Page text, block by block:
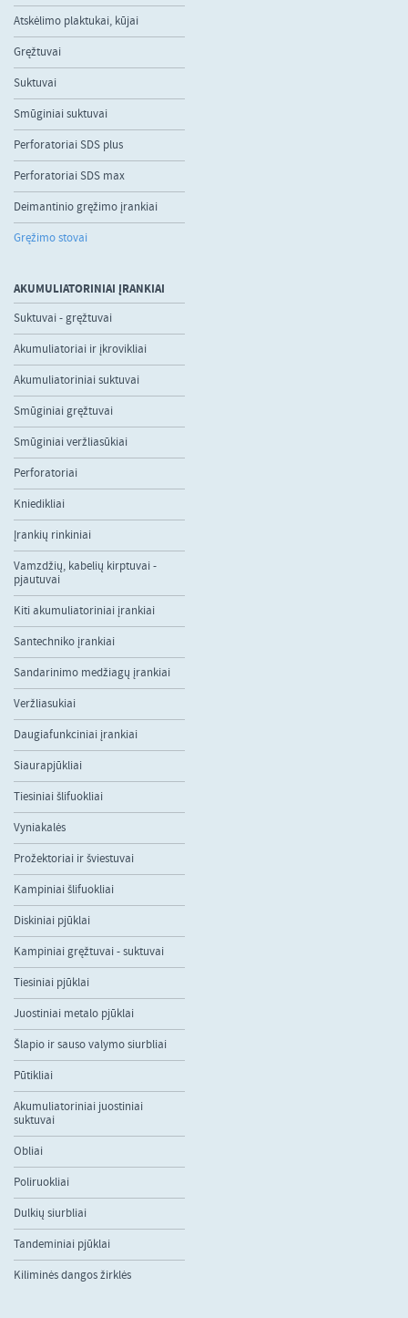
Atskėlimo plaktukai, kūjai
Gręžtuvai
Suktuvai
Smūginiai suktuvai
Perforatoriai SDS plus
Perforatoriai SDS max
Deimantinio gręžimo įrankiai
Gręžimo stovai
AKUMULIATORINIAI ĮRANKIAI
Suktuvai - gręžtuvai
Akumuliatoriai ir įkrovikliai
Akumuliatoriniai suktuvai
Smūginiai gręžtuvai
Smūginiai veržliasūkiai
Perforatoriai
Kniedikliai
Įrankių rinkiniai
Vamzdžių, kabelių kirptuvai -
pjautuvai
Kiti akumuliatoriniai įrankiai
Santechniko įrankiai
Sandarinimo medžiagų įrankiai
Veržliasukiai
Daugiafunkciniai įrankiai
Siaurapjūkliai
Tiesiniai šlifuokliai
Vyniakalės
Prožektoriai ir šviestuvai
Kampiniai šlifuokliai
Diskiniai pjūklai
Kampiniai gręžtuvai - suktuvai
Tiesiniai pjūklai
Juostiniai metalo pjūklai
Šlapio ir sauso valymo siurbliai
Pūtikliai
Akumuliatoriniai juostiniai
suktuvai
Obliai
Poliruokliai
Dulkių siurbliai
Tandeminiai pjūklai
Kiliminės dangos žirklės